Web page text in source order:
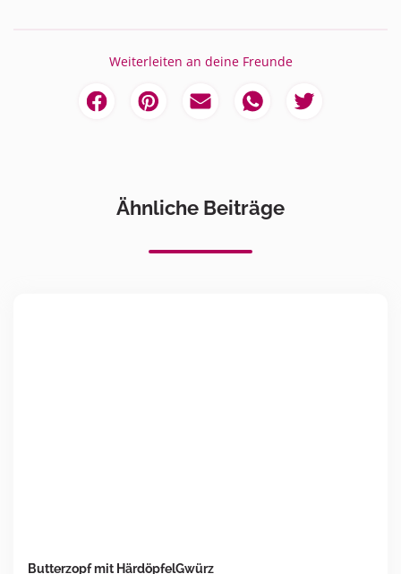
Weiterleiten an deine Freunde
Ähnliche Beiträge
Butterzopf mit HärdöpfelGwürz